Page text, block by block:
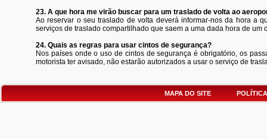
23. A que hora me virão buscar para um traslado de volta ao
Ao reservar o seu traslado de volta deverá informar-nos da hora a
serviços de traslado compartilhado que saem a uma dada hora de um
24. Quais as regras para usar cintos de segurança?
Nos países onde o uso de cintos de segurança é obrigatório, os
motorista ter avisado, não estarão autorizados a usar o serviço de
MAPA DO SITE